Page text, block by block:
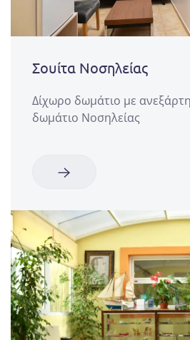
Σουίτα Νοσηλείας
Δίχωρο δωμάτιο με
δωμάτιο Νοσηλείας